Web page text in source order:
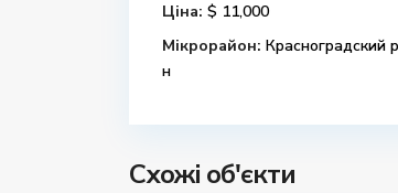
Ціна: $ 11,000
Мікрорайон: Красноградский
н
Схожі об'єкти